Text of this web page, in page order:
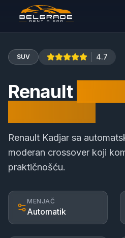
SUV 4.7
Renault
Renault Kadjar sa
moderan crossover koji
praktičnošću.
MENJAČ
Automatik